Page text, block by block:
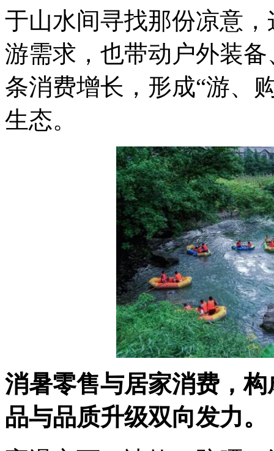
于山水间寻找那份凉意
游需求，也带动户外装
条消费增长，形成“游、
生态。
消暑零售与居家消费，
品与品质升级双向发力。